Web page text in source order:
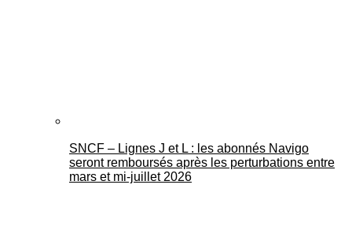
SNCF – Lignes J et L : les abonnés Navigo
seront remboursés après les perturbations entre
mars et mi-juillet 2026